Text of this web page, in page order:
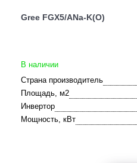
Gree FGX5/ANa-K(O)
В наличии
Страна производитель
Площадь, м2
Инвертор
Мощность, кВт